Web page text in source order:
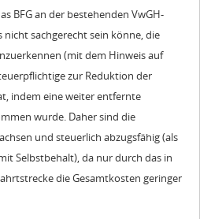
BFG an der bestehenden VwGH-
sachgerecht sein könne, die
(mit dem Hinweis auf
zur Reduktion der
indem eine weiter entfernte
wurde. Daher sind die
und steuerlich abzugsfähig (als
Selbstbehalt), da nur durch das in
die Gesamtkosten geringer